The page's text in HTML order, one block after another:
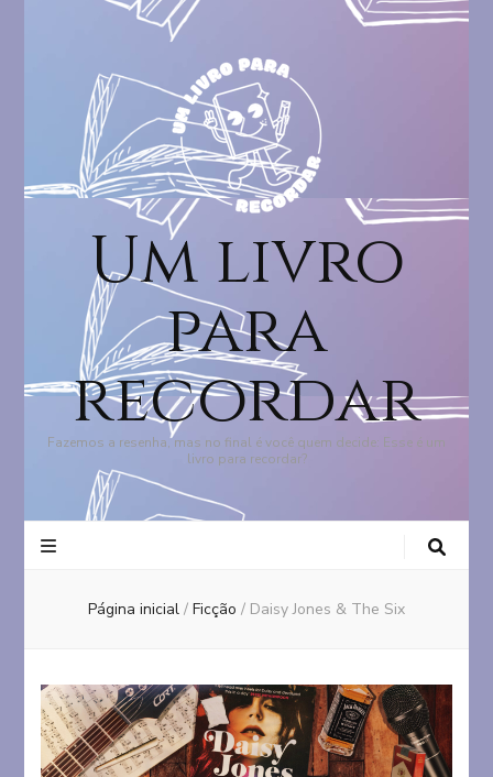
Um livro
para
recordar
Fazemos a resenha, mas no final é você quem decide: Esse é um
livro para recordar?
Página inicial / Ficção / Daisy Jones & The Six